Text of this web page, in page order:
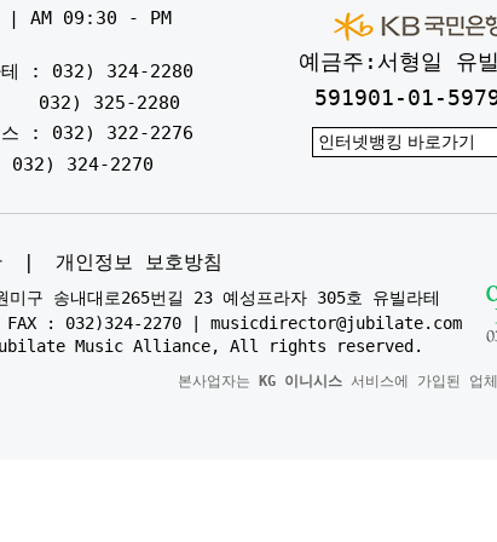
| AM 09:30 - PM
테 : 032) 324-2280
032) 325-2280
스 : 032) 322-2276
032) 324-2270
예금주:서형일 유
591901-01-
개인정보 보호방침
구 송내대로265번길 23 예성프라자 305호 유빌라테
: 032)324-2270 | musicdirector@jubilate.com
Jubilate Music Alliance, All rights reserved.
본사업자는 KG 이니시스 서비스에 가입된 업